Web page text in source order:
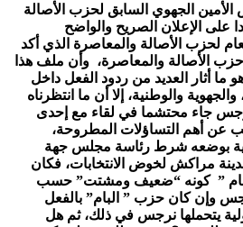
الجهوي السابق لحزب الأصالة
على الإعلان الصريح والواضح
لحزب الأصالة والمعاصرة الذي أكد
الأصالة والمعاصرة، وأن ملف هذا
ما أثار العديد من ردود الفعل داخل
والوطنية، إلا أن ما انتظرناه
جاء محتشما في لقاء مع إحدى
عن أهم التساؤلات المطروحة،
بداية بوضعه شرط رئاسة مجلس جهة
مراكش لخوض الانتخابات، فكان
” كونه “ضعيف ومشتت” حسب
وإن كان حزب ” البام” بالفعل
يتحملها نرجس في ذلك، ثم هل